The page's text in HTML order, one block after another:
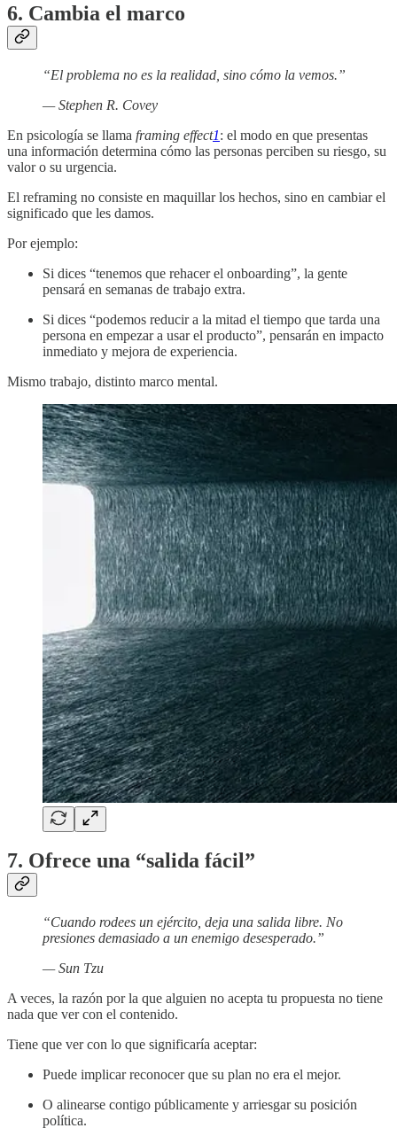
6. Cambia el marco
“El problema no es la realidad, sino cómo la vemos.”
— Stephen R. Covey
En psicología se llama framing effect1: el modo en que presentas
una información determina cómo las personas perciben su riesgo, su
valor o su urgencia.
El reframing no consiste en maquillar los hechos, sino en cambiar el
significado que les damos.
Por ejemplo:
Si dices “tenemos que rehacer el onboarding”, la gente
pensará en semanas de trabajo extra.
Si dices “podemos reducir a la mitad el tiempo que tarda una
persona en empezar a usar el producto”, pensarán en impacto
inmediato y mejora de experiencia.
Mismo trabajo, distinto marco mental.
7. Ofrece una “salida fácil”
“Cuando rodees un ejército, deja una salida libre. No
presiones demasiado a un enemigo desesperado.”
— Sun Tzu
A veces, la razón por la que alguien no acepta tu propuesta no tiene
nada que ver con el contenido.
Tiene que ver con lo que significaría aceptar:
Puede implicar reconocer que su plan no era el mejor.
O alinearse contigo públicamente y arriesgar su posición
política.